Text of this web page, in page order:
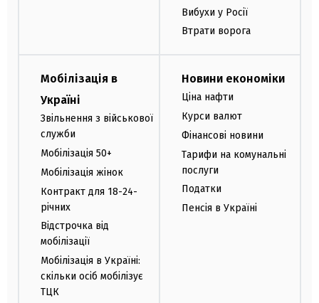
Вибухи у Росії
Втрати ворога
Мобілізація в
Україні
Звільнення з військової
служби
Мобілізація 50+
Мобілізація жінок
Контракт для 18-24-
річних
Відстрочка від
мобілізації
Мобілізація в Україні:
скільки осіб мобілізує
ТЦК
Новини економіки
Ціна нафти
Курси валют
Фінансові новини
Тарифи на комунальні
послуги
Податки
Пенсія в Україні